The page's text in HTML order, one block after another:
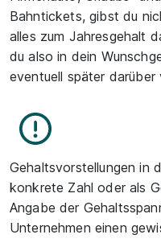
Bahntickets, gibst du
alles zum Jahresgehalt
du also in dein
eventuell später darüber
Gehaltsvorstellungen in
konkrete Zahl oder als
Angabe der
Unternehmen einen